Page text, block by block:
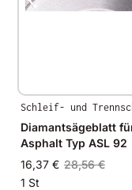
Schleif- und
Diamantsägeblatt
Asphalt Typ ASL 92
16,37 € 28,56 €
1 St